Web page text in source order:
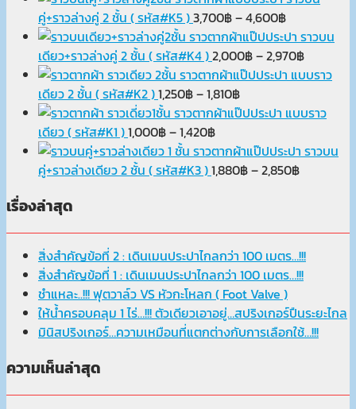
คู่+ราวล่างคู่ 2 ชั้น ( รหัส#K5 )3,700฿–4,600฿Price
range:
3,700฿
through
ราวตากผ้าแป๊ปประปา ราวบน
เดียว+ราวล่างคู่ 2 ชั้น ( รหัส#K4 )2,000฿–2,970฿Price
range:
through
ราวตากผ้าแป๊ปประปา แบบราว
เดียว 2 ชั้น ( รหัส#K2 )1,250฿–1,810฿Price
range:
through
1,810฿
ราวตากผ้าแป๊ปประปา แบบราว
เดียว ( รหัส#K1 )1,000฿–1,420฿Price
range:
1,000฿
ราวตากผ้าแป๊ปประปา ราวบน
คู่+ราวล่างเดียว 2 ชั้น ( รหัส#K3 )1,880฿–2,850฿Price
เรื่องล่าสุด
สิ่งสำคัญข้อที่ 2 : เดินเมนประปาไกลกว่า 100 เมตร…!!!
สิ่งสำคัญข้อที่ 1 : เดินเมนประปาไกลกว่า 100 เมตร…!!!
ชำแหละ..!!! ฟุตวาล์ว VS หัวกะโหลก ( Foot Valve )
ให้น้ำครอบคลุม 1 ไร่…!!! ตัวเดียวเอาอยู่…สปริงเกอร์ปืนระยะไกล
มินิสปริงเกอร์…ความเหมือนที่แตกต่างกับการเลือกใช้…!!!
ความเห็นล่าสุด